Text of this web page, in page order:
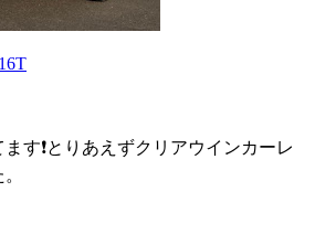
す❗とりあえずクリアウインカーレ